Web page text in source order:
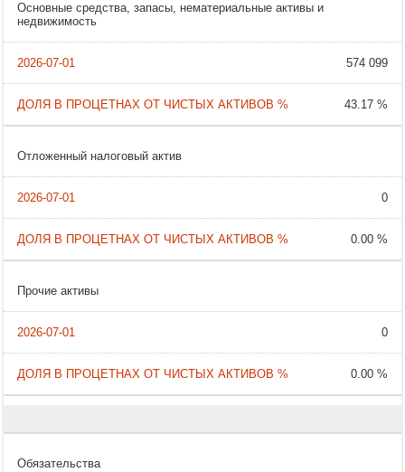
Основные средства, запасы, нематериальные активы и
недвижимость
574 099
43.17 %
Отложенный налоговый актив
0
0.00 %
Прочие активы
0
0.00 %
Обязательства